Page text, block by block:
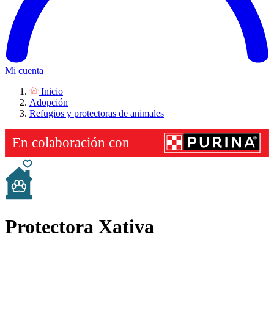
Mi cuenta
Inicio
Adopción
Refugios y protectoras de animales
Protectora Xativa